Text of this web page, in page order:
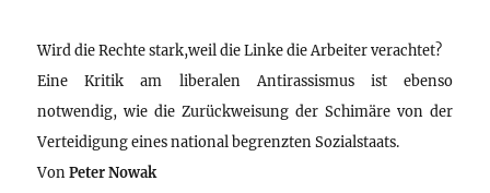
Wird die Rechte stark,weil die Linke die Arbeiter verachtet?
Eine Kritik am liberalen Antirassismus ist ebenso
notwendig, wie die Zurückweisung der Schimäre von der
Verteidigung eines national begrenzten Sozialstaats.
VonPeter Nowak